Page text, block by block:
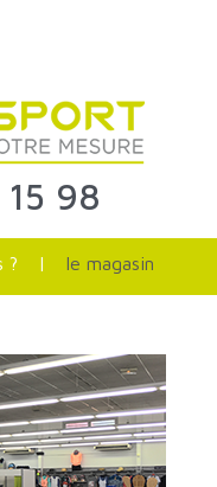
98
? | le magasin